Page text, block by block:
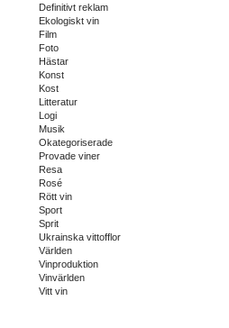
Definitivt reklam
Ekologiskt vin
Film
Foto
Hästar
Konst
Kost
Litteratur
Logi
Musik
Okategoriserade
Provade viner
Resa
Rosé
Rött vin
Sport
Sprit
Ukrainska vittofflor
Världen
Vinproduktion
Vinvärlden
Vitt vin